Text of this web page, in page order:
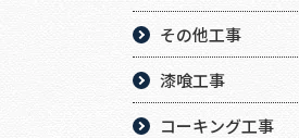
その他工事
漆喰工事
コーキング工事